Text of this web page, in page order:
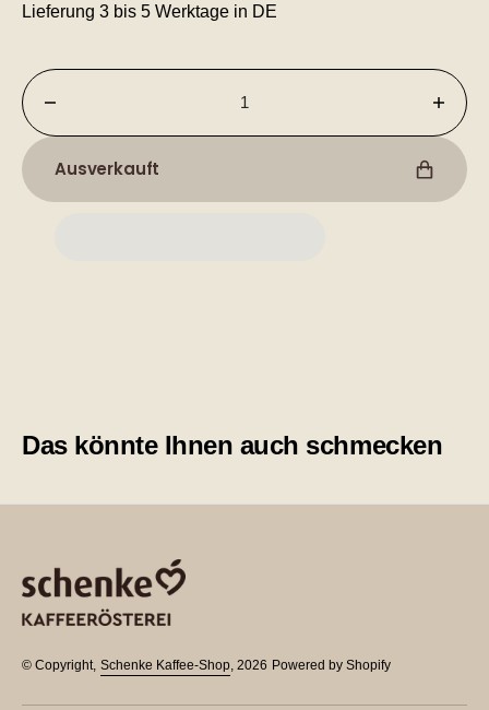
Lieferung 3 bis 5 Werktage in DE
die
Menge
für
Jubiläumskaffee
die
Ausverkauft
Das könnte Ihnen auch schmecken
© Copyright, Schenke Kaffee-Shop , 2026 Powered by Shopify